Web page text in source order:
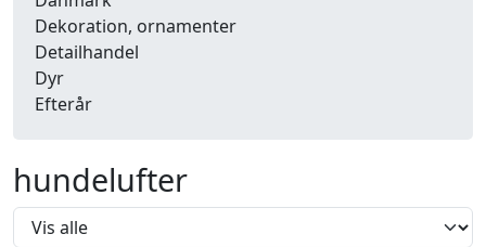
Dekoration, ornamenter
Detailhandel
Dyr
Efterår
Fænomener, begreber
Fastelavn, karneval
Ferie, rejser
hundelufter